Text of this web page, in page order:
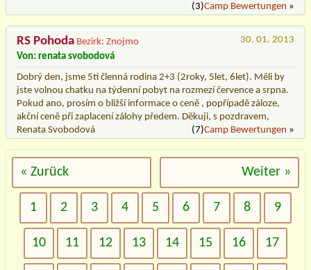
(3)Camp Bewertungen »
RS Pohoda Bezirk: Znojmo
30. 01. 2013
Von: renata svobodová
Dobrý den, jsme 5ti členná rodina 2+3 (2roky, 5let, 6let). Měli by
jste volnou chatku na týdenní pobyt na rozmezí července a srpna.
Pokud ano, prosím o bližší informace o ceně , popřípadě záloze,
akční ceně při zaplacení zálohy předem. Děkuji, s pozdravem,
Renata Svobodová
(7)Camp Bewertungen »
« Zurück Weiter »
1 2 3 4 5 6 7 8 9
10 11 12 13 14 15 16 17